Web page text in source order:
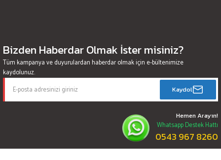
Bizden Haberdar Olmak İster misiniz?
Tüm kampanya ve duyurulardan haberdar olmak için e-bültenimize
kaydolunuz.
Kaydol
Hemen Arayın!
Whatsapp Destek Hattı
0543 967 8260